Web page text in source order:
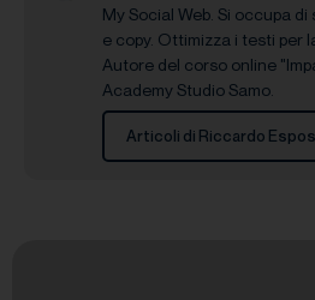
My Social Web. Si occupa
e copy. Ottimizza i testi per
Autore del corso online
Academy Studio Samo.
Articoli di Riccardo